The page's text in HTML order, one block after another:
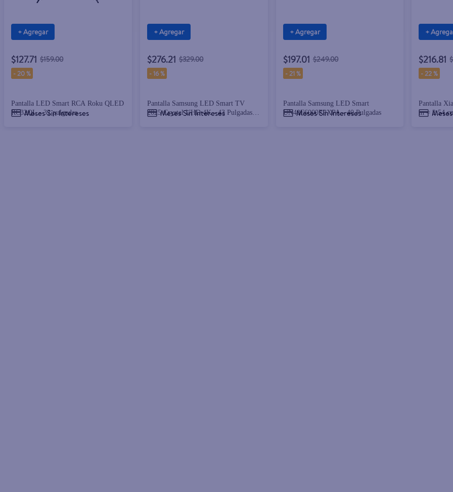
+ Agregar
$127.71 $159.00
-20 %
Pantalla LED Smart RCA Roku QLED
RC32QL - 32 pulgadas
Meses Sin Intereses
+ Agregar
$276.21 $329.00
-16 %
Pantalla Samsung LED Smart TV
2025 Crystal UHD 4K - 43 Pulgadas (1
Meses Sin Intereses
+ Agregar
$197.01 $249.00
-21 %
Pantalla Samsung LED Smart
UN40F6000FPXPA - 40 Pulgadas
Meses Sin Intereses
+
$216.81
-22 %
Pantalla
in = 2.54